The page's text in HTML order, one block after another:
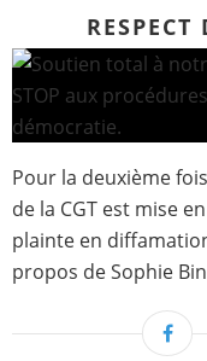
Pour la deuxième
de la CGT est mise
plainte en
propos de Sophie